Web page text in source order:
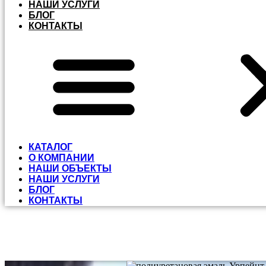
НАШИ УСЛУГИ
БЛОГ
КОНТАКТЫ
КАТАЛОГ
О КОМПАНИИ
НАШИ ОБЪЕКТЫ
НАШИ УСЛУГИ
БЛОГ
КОНТАКТЫ